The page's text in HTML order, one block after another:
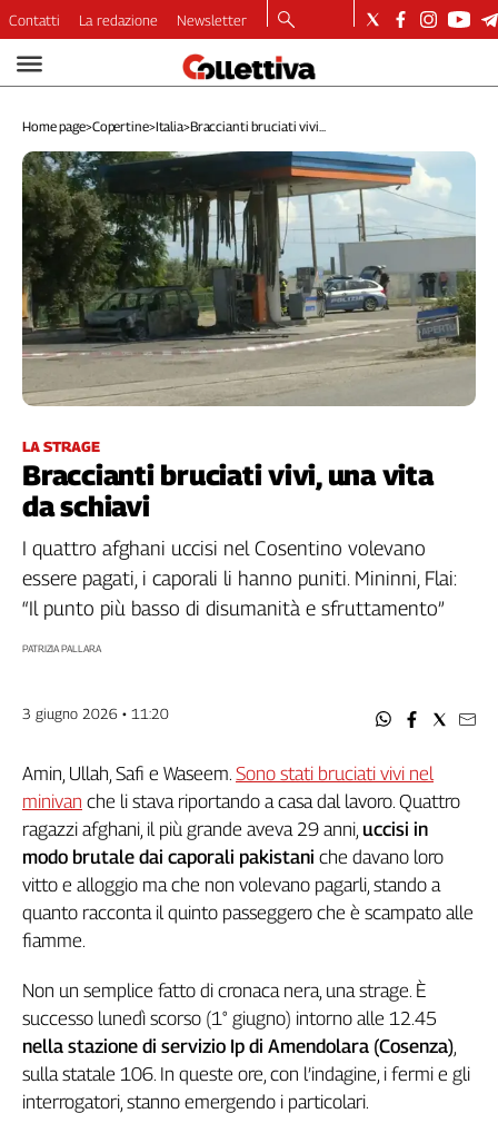
Video
Dirette
Longform
Copertine
Economia
Lavoro
Ambiente
Diritti
Welfare
Internazionale
Categorie
Filcams
Filctem
Filt
Fisac
Flc
Nidil
Slc
Spi
Inca
Caaf
Speciali
di
Genova,
il
sangue
della
ragione
Contatti La redazione Newsletter
Home page>Copertine>Italia>Braccianti bruciati vivi...
LA STRAGE
Braccianti bruciati vivi, una vita
da schiavi
I quattro afghani uccisi nel Cosentino volevano
essere pagati, i caporali li hanno puniti. Mininni, Flai:
“Il punto più basso di disumanità e sfruttamento”
PATRIZIA PALLARA
3 giugno 2026 • 11:20
Amin, Ullah, Safi e Waseem. Sono stati bruciati vivi nel
minivan che li stava riportando a casa dal lavoro. Quattro
ragazzi afghani, il più grande aveva 29 anni, uccisi in
modo brutale dai caporali pakistani che davano loro
vitto e alloggio ma che non volevano pagarli, stando a
quanto racconta il quinto passeggero che è scampato alle
fiamme.
Non un semplice fatto di cronaca nera, una strage. È
successo lunedì scorso (1° giugno) intorno alle 12.45
nella stazione di servizio Ip di Amendolara (Cosenza),
sulla statale 106. In queste ore, con l’indagine, i fermi e gli
interrogatori, stanno emergendo i particolari.